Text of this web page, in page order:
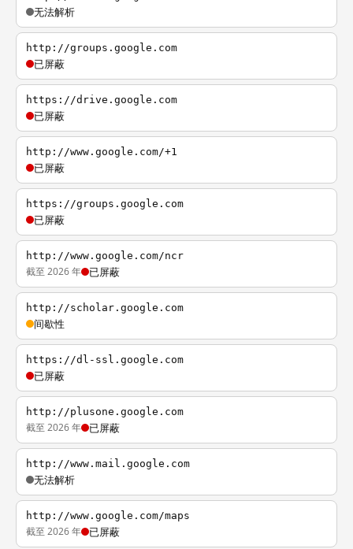
无法解析
http://groups.google.com
已屏蔽
https://drive.google.com
已屏蔽
http://www.google.com/+1
已屏蔽
https://groups.google.com
已屏蔽
http://www.google.com/ncr
截至 2026 年 已屏蔽
http://scholar.google.com
间歇性
https://dl-ssl.google.com
已屏蔽
http://plusone.google.com
截至 2026 年 已屏蔽
http://www.mail.google.com
无法解析
http://www.google.com/maps
截至 2026 年 已屏蔽